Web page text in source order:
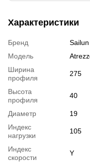
Характеристики
Бренд
Sailun
Модель
Ширина
профиля
275
Высота
профиля
40
Диаметр
19
Индекс
нагрузки
105
Индекс
скорости
Y